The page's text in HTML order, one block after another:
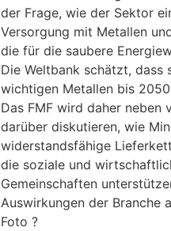
der Frage, wie der Sektor
Versorgung mit Metallen
die für die saubere
Die Weltbank schätzt, dass
wichtigen Metallen bis
Das FMF wird daher neben
darüber diskutieren, wie
widerstandsfähige
die soziale und
Gemeinschaften
Auswirkungen der Branche
Foto ?